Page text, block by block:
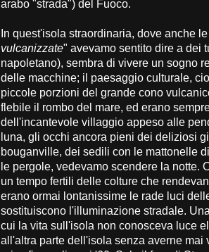
arabo "strada") del Fuoco.
In quest'isola straordinaria, dove anche
vulcanizzate" avevamo sentito dire a dei
napoletano), sembra di vivere un sogno
delle macchine; il paesaggio culturale,
piccole porzioni del grande cono
flebile il rombo del mare, ed erano
dell'incantevole villaggio appeso alle
luna, gli occhi ancora pieni dei deliziosi
bouganville, dei sedili con le mattonelle
le pergole, vedevamo scendere la notte.
un tempo fertili delle colture che
erano ormai lontanissime le rade luci
sostituiscono l'illuminazione stradale.
cui la vita sull'isola non conosceva luce
all'altra parte dell'isola senza averne mai